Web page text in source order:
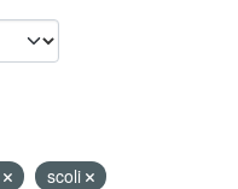
scoli